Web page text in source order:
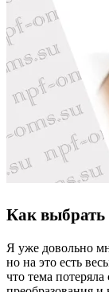
Как
Я уже довольно
но на это есть
что тема